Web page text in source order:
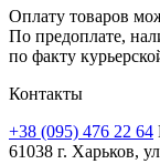
Оплату товаров
По предоплате,
по факту
Контакты
+38 (095) 476 22 64
61038 г. Харьков,